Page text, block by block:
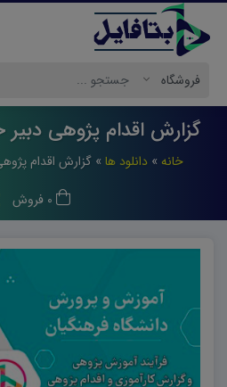
گزارش اقدام پژوهی دبیر
خانه »دانلود ها »گزارش اقدام